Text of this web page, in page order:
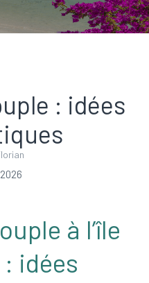
: idées
à l’île
idées